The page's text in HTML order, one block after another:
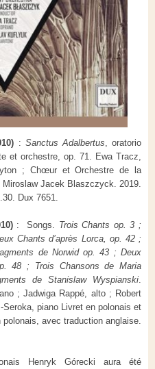
: Sanctus Adalbertus , oratorio
et orchestre, op. 71. Ewa Tracz,
; Chœur et Orchestre de la
Jacek Blaszczyck. 2019.
Dux 7651.
: Songs.
Trois Chants op. 3 ;
Chants d’après Lorca, op. 42 ;
de Norwid op. 43 ; Deux
48 ; Trois Chansons de Maria
de Stanislaw Wyspianski
;Jadwiga Rappé, alto ; Robert
Seroka , piano Livret en polonais et
avec traduction anglaise.
Henryk Górecki aura été